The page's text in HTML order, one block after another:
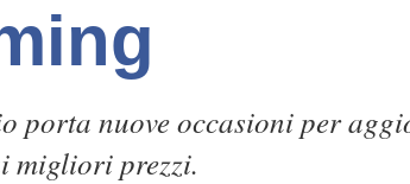
porta nuove occasioni per
migliori prezzi.